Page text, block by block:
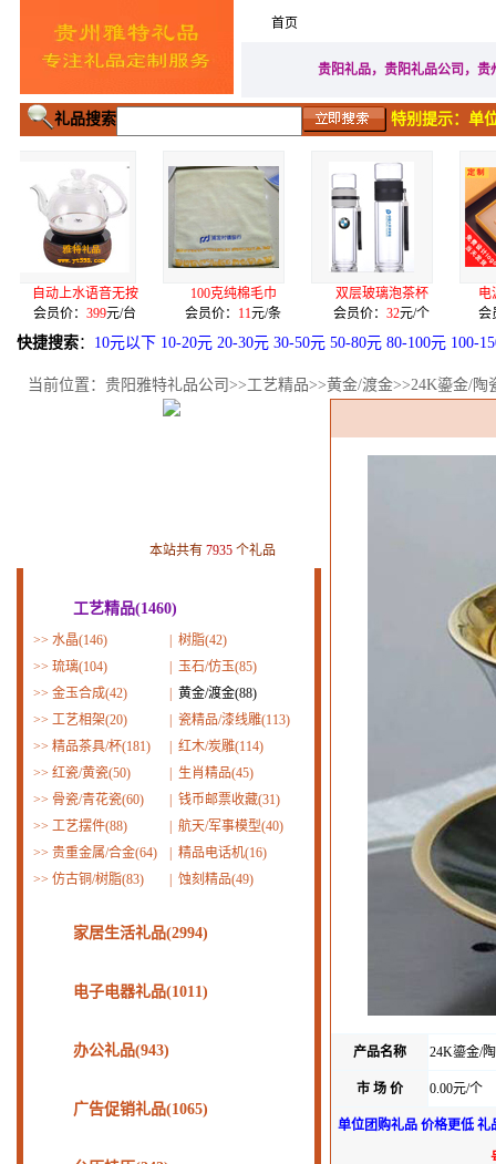
首页
贵阳礼品，贵阳礼品公司，
礼品搜索 特别提示：单
语音无按
元/台
100克纯棉毛巾
会员价：
元/条
双层玻璃泡茶杯
会员价：
元/个
电源U盘签字
会员价：
元
快捷搜索： 10元以下 10-20元 20-30元 30-50元 50-80元 80-100元 100-
当前位置： 贵阳雅特礼品公司 >>工艺精品>>黄金/渡金>>24K鎏金/陶
产品名称 24K鎏金/
市 场 价 0.00元/个
单位团购礼品 价格更低 礼
本站共有 7935 个礼品
工艺精品(1460)
>> 水晶(146)
树脂(42)
>> 琉璃(104)
玉石/仿玉(85)
>> 金玉合成(42)
黄金/渡金(88)
>> 工艺相架(20)
瓷精品/漆线雕(113)
>> 精品茶具/杯(181)
红木/炭雕(114)
>> 红瓷/黄瓷(50)
生肖精品(45)
>> 骨瓷/青花瓷(60)
钱币邮票收藏(31)
>> 工艺摆件(88)
航天/军事模型(40)
>> 贵重金属/合金(64)
精品电话机(16)
>> 仿古铜/树脂(83) 蚀刻精品(49)
家居生活礼品(2994)
电子电器礼品(1011)
办公礼品(943)
广告促销礼品(1065)